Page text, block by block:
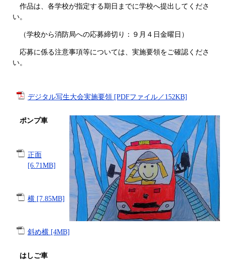
作品は、各学校が指定する期日までに学校へ提出してくださ
い。
（学校から消防局への応募締切り：９月４日金曜日）
応募に係る注意事項等については、実施要領をご確認くださ
い。
デジタル写生大会実施要領 [PDFファイル／152KB]
ポンプ車​
正面
[6.71MB]
横 [7.85MB]
斜め横 [4MB]
はしご車